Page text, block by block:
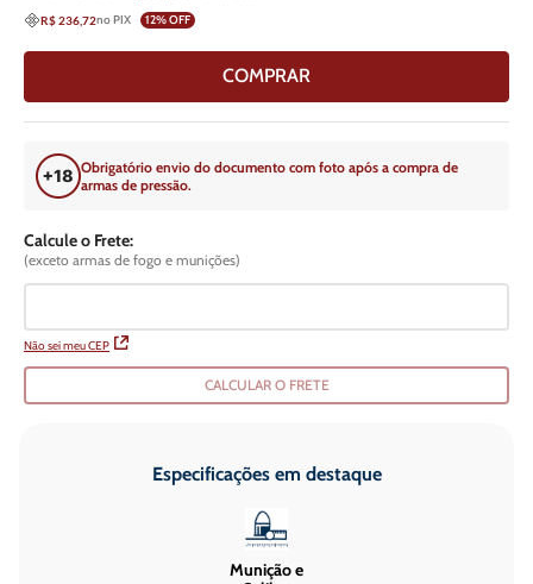
R$ 236,72no PIX 12% OFF
COMPRAR
Obrigatório envio do documento com foto após a compra de
armas de pressão.
Calcule o Frete:
(exceto armas de fogo e munições)
Não sei meu CEP
CALCULAR O FRETE
Especificações em destaque
Munição e